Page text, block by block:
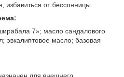
избавиться от бессонницы.
7»; масло сандалового
эвкалиптовое масло; базовая
для внешнего